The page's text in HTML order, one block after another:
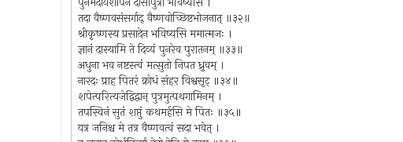
तदा वैष्णवसंसर्गाद् वैष्णवोच्छिष्टभोजनात् ॥३२॥
श्रीकृष्णस्य प्रसादेन भविष्यसि ममात्मजः ।
ज्ञानं दास्यामि ते दिव्यं पुनरेव पुरातनम् ॥३३॥
अधुना भव नष्टस्त्वं मत्सुतो निपत ध्रुवम् ।
नारदः प्राह पितरं क्रोधं संहर विश्वसृट् ॥३४॥
शपेत्परित्यजेद्विद्वान् पुत्रमुत्पथगामिनम् ।
तपस्विनं सुतं शप्तुं कथमर्हसि मे पितः ॥३५॥
यत्र जनिश्च मे तत्र वैष्णवत्वं सदा भवेत् ।